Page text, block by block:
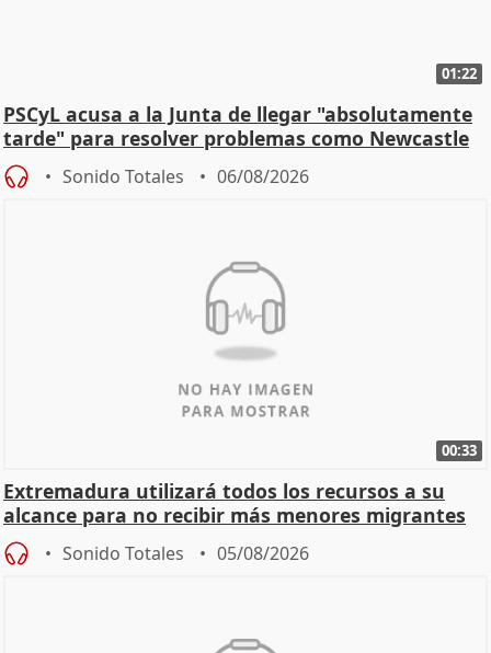
01:22
PSCyL acusa a la Junta de llegar "absolutamente
tarde" para resolver problemas como Newcastle
Sonido Totales 06/08/2026
00:33
Extremadura utilizará todos los recursos a su
alcance para no recibir más menores migrantes
Sonido Totales 05/08/2026